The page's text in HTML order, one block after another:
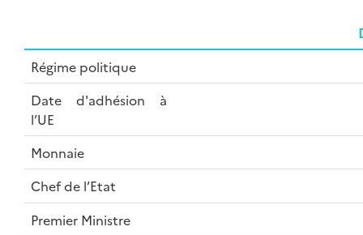
Régime politique
Date d'adhésion à
l’UE
Monnaie
Chef de l’Etat
Premier Ministre